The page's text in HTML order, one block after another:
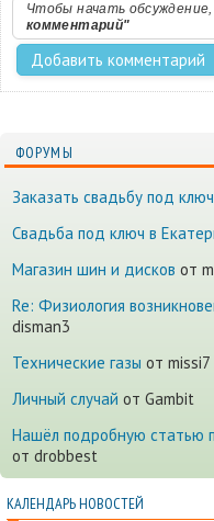
Чтобы начать
комментарий"
ФОРУМЫ
Заказать свадьбу под
Cвадьба под ключ в
Магазин шин и дисков от
Re: Физиология
disman3
Технические газы от missi7
Личный случай от Gambit
Нашёл подробную статью
от drobbest
КАЛЕНДАРЬ НОВОСТЕЙ